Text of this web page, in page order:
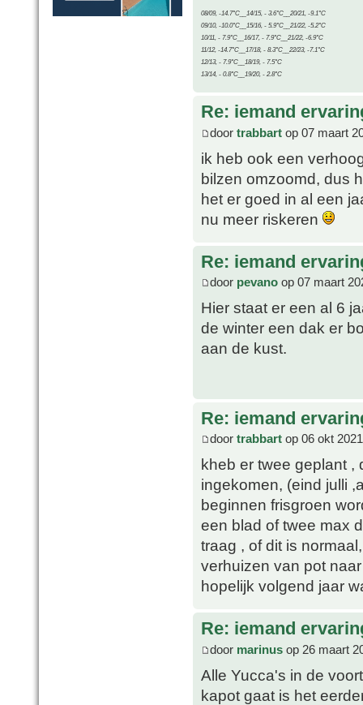
08/09, -14.7°C__14/15, - 3.6°C__20/21, -9.1°C
09/10, -10.0°C__15/16, - 5.9°C__21/22, -5.2°C
10/11, - 7.9°C__16/17, - 7.9°C__21/22, -6.9°C
11/12, -14.7°C__17/18, - 8.3°C__22/23, -7.1°C
12/13, - 7.9°C__18/19, - 7.5°C
13/14, - 0.8°C__19/20, - 2.8°C
Re: iemand
door trabbart op 07 maart
ik heb ook een
bilzen omzoomd, dus
het er goed in al een
nu meer riskeren
Re: iemand
door pevano op 07 maart
Hier staat er een al 6
de winter een dak er
aan de kust.
Re: iemand
door trabbart op 06 okt
kheb er twee geplant ,
ingekomen, (eind julli
beginnen frisgroen
een blad of twee max
traag , of dit is
verhuizen van pot
hopelijk volgend jaar
Re: iemand
door marinus op 26 maart
Alle Yucca's in de
kapot gaat is het